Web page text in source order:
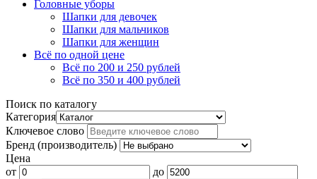
Головные уборы
Шапки для девочек
Шапки для мальчиков
Шапки для женщин
Всё по одной цене
Всё по 200 и 250 рублей
Всё по 350 и 400 рублей
Поиск по каталогу
Категория
Ключевое слово
Бренд (производитель)
Цена
от
до